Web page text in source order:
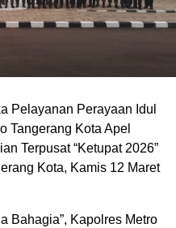
Pelayanan Perayaan Idul
Tangerang Kota Apel
Terpusat “Ketupat 2026”
Kota, Kamis 12 Maret
Bahagia”, Kapolres Metro